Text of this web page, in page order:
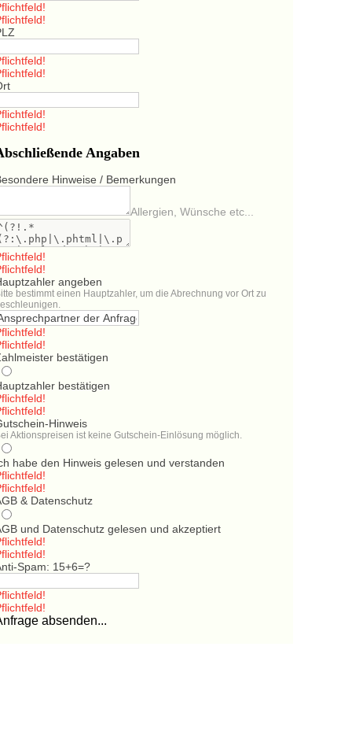
Angaben
Hinweise / Bemerkungen
Allergien, Wünsche etc...
angeben
bestimmt einen Hauptzahler, um die Abrechnung vor Ort zu
bestätigen
bestätigen
Hinweis
Aktionspreisen ist keine Gutschein-Einlösung möglich.
habe den Hinweis gelesen und verstanden
& Datenschutz
und Datenschutz gelesen und akzeptiert
Spam: 15+6=?
absenden...